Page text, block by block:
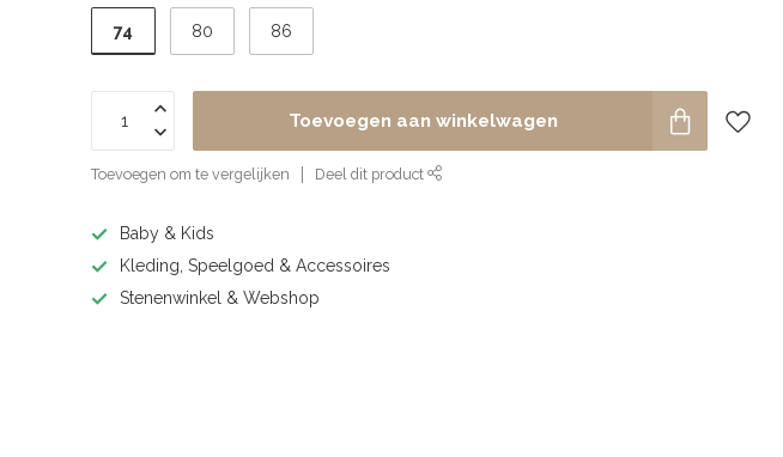
74 80 86
Toevoegen aan winkelwagen
Toevoegen om te vergelijken Deel dit product
Baby & Kids
Kleding, Speelgoed & Accessoires
Stenenwinkel & Webshop